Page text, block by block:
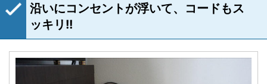
沿いにコンセントが浮いて、コードもス
ッキリ!!